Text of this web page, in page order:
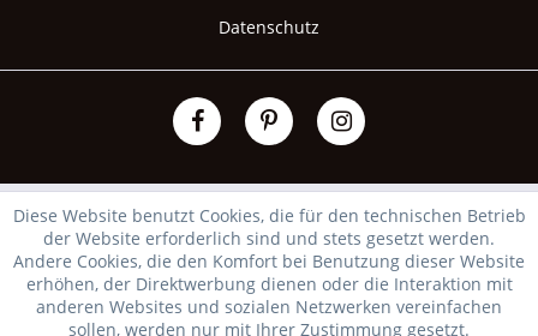
Datenschutz
Diese Website benutzt Cookies, die für den technischen Betrieb
der Website erforderlich sind und stets gesetzt werden.
Andere Cookies, die den Komfort bei Benutzung dieser Website
erhöhen, der Direktwerbung dienen oder die Interaktion mit
anderen Websites und sozialen Netzwerken vereinfachen
sollen, werden nur mit Ihrer Zustimmung gesetzt.